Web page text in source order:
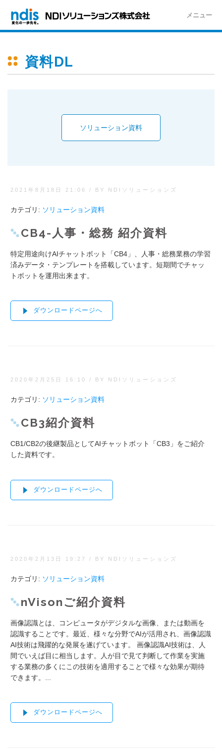
メニュー
資料DL
ソリューション資料
2021年8月18日 21:06 / BY NDIソリューションズ
カテゴリ: ソリューション資料
CB4-人事・総務 紹介資料
特定用途向けAIチャットボット「CB4」、人事・総務業務の学習
済みデータ・テンプレートを搭載しています。短期間でチャッ
トボットを運用出来ます。
ダウンロードページへ
2020年2月25日 16:10 / BY NDIソリューションズ
カテゴリ: ソリューション資料
CB3紹介資料
CB1/CB2の後継製品としてAIチャットボット「CB3」をご紹介
した資料です。
ダウンロードページへ
2020年2月13日 19:27 / BY NDIソリューションズ
カテゴリ: ソリューション資料
nVisonご紹介資料
画像認識とは、コンピュータがデジタルな画像、または動画を
認識することです。最近、様々な分野でAIが活用され、画像認識
AI技術は飛躍的な発展を遂げています。 画像認識AI技術は、人
間でいえば目に相当します。人が目で見て判断して作業を実施
する業務の多くにこの技術を適用することで様々な効果が期待
できます。...
ダウンロードページへ